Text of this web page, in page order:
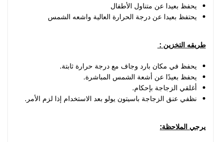
يحفظ بعيدا عن متناول الأطفال
يحتفظ بعيدا عن درجة الحرارة العالية واشعه الشمس
طريقه التخزين :
يحفظ في مكان بارد وجاف مع درجة حرارة ثابتة.
يحفظ بعيدًا عن أشعة الشمس المباشرة.
أغلقي الزجاجة بإحكام.
نظفي عنق الزجاجة باسيتون يولو بعد الاستخدام إذا لزم الأمر.
يرجي الملاحظة: